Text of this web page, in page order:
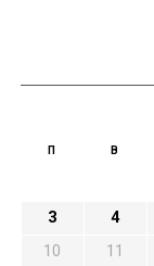
П В
3
4
10
11